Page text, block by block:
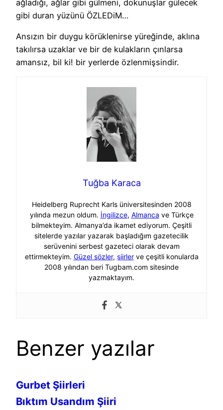
ağladığı, ağlar gibi gülmeni, dokunuşlar gülecek
gibi duran yüzünü ÖZLEDiM…
Ansızın bir duygu körüklenirse yüreğinde, aklına
takılırsa uzaklar ve bir de kulakların çınlarsa
amansız, bil ki! bir yerlerde özlenmişsindir.
Tuğba Karaca
Heidelberg Ruprecht Karls üniversitesinden 2008
yılında mezun oldum. İngilizce, Almanca ve Türkçe
bilmekteyim. Almanya’da ikamet ediyorum. Çeşitli
sitelerde yazılar yazarak başladığım gazetecilik
serüvenini serbest gazeteci olarak devam
ettirmekteyim. Güzel sözler, şiirlerve çeşitli konularda
2008 yılından beri Tugbam.com sitesinde
yazmaktayım.
Benzer yazılar
Gurbet Şiirleri
Bıktım Usandım Şiiri